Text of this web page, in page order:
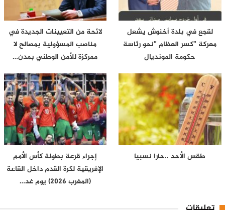
لقجع في بلدة أخنوش يشعل
معركة ”كسر العظام ”نحو رئاسة
حكومة المونديال
لائحة من التعيينات الجديدة في
مناصب المسؤولية بمصالح لا
ممركزة للأمن الوطني بمدن…
طقس الأحد ..حارا نسبيا
إجراء قرعة بطولة كأس الأمم
الإفريقية لكرة القدم داخل القاعة
(المغرب 2026) يوم غد…